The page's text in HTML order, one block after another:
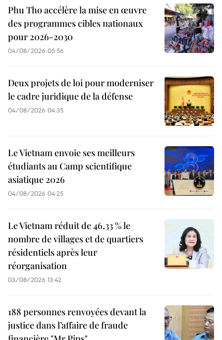
Phu Tho accélère la mise en œuvre
des programmes cibles nationaux
pour 2026-2030
04/08/2026 05:56
Deux projets de loi pour moderniser
le cadre juridique de la défense
04/08/2026 04:35
Le Vietnam envoie ses meilleurs
étudiants au Camp scientifique
asiatique 2026
04/08/2026 04:25
Le Vietnam réduit de 46,33 % le
nombre de villages et de quartiers
résidentiels après leur
réorganisation
03/08/2026 13:42
188 personnes renvoyées devant la
justice dans l’affaire de fraude